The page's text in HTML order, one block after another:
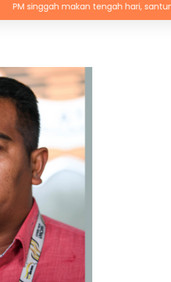
tengah hari, santuni orang ramai di Alor